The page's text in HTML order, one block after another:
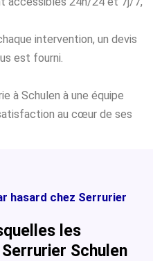
intervention, un devis
est fourni.
à Schulen à une équipe
au cœur de ses
hasard chez Serrurier
les
Schulen